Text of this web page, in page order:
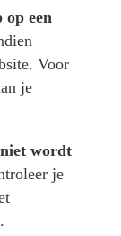
een
Voor
je
wordt
je